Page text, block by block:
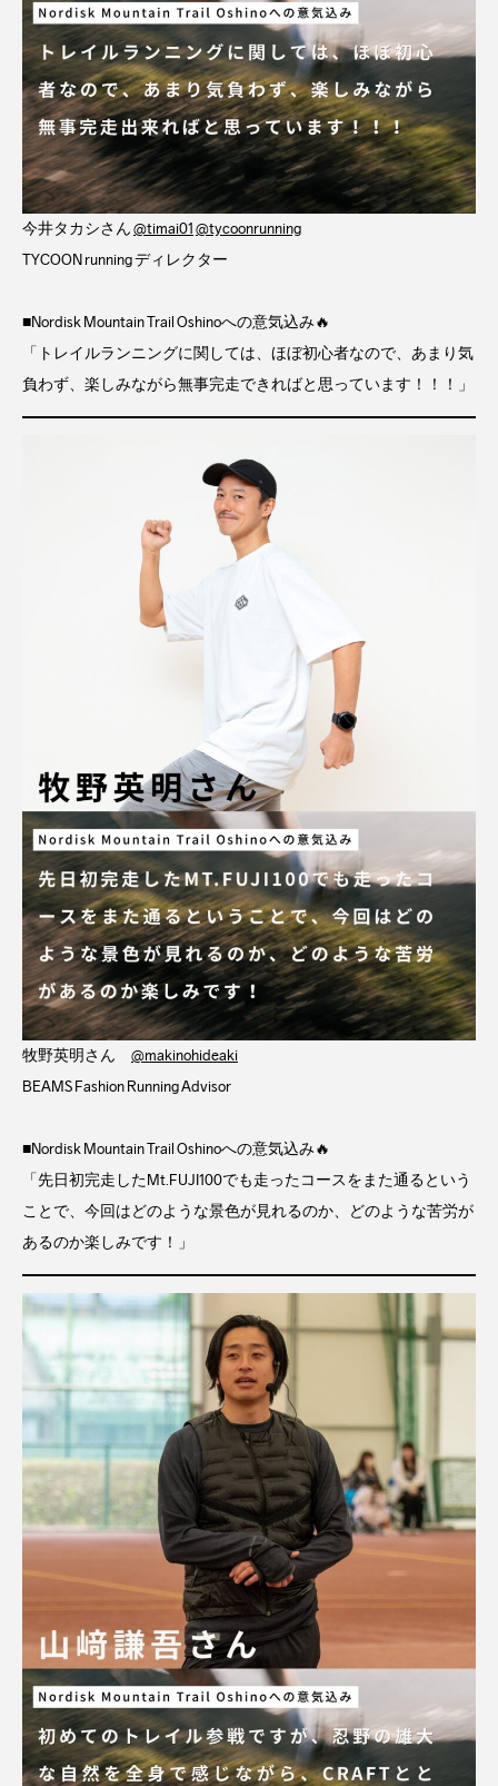
今井タカシさん@timai01@tycoonrunning
TYCOON running ディレクター
■Nordisk Mountain Trail Oshinoへの意気込み🔥
「トレイルランニングに関しては、ほぼ初心者なので、あまり気
負わず、楽しみながら無事完走できればと思っています！！！」
牧野英明さん @makinohideaki
BEAMS Fashion Running Advisor
⁡■Nordisk Mountain Trail Oshinoへの意気込み🔥
「先日初完走したMt.FUJI100でも走ったコースをまた通るという
ことで、今回はどのような景色が見れるのか、どのような苦労が
あるのか楽しみです！」